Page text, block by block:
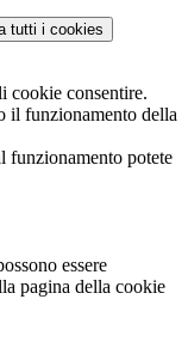
tutti i cookies
cookie consentire.
il funzionamento della
funzionamento potete
essere
pagina della cookie